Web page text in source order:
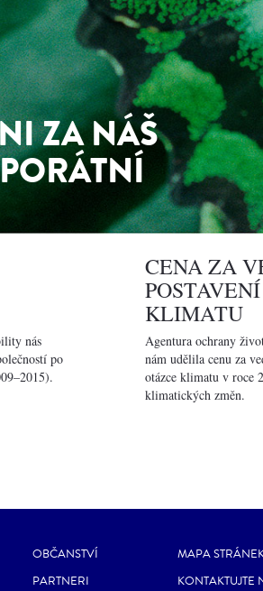
ZA NÁŠ
nás
po
CENA ZA
KLIMATU
Agentura ochrany
nám udělila cenu za
otázce klimatu v roce
klimatických změn.
OBČANSTVÍ
PARTNERI
MAPA
KONTAKTUJTE